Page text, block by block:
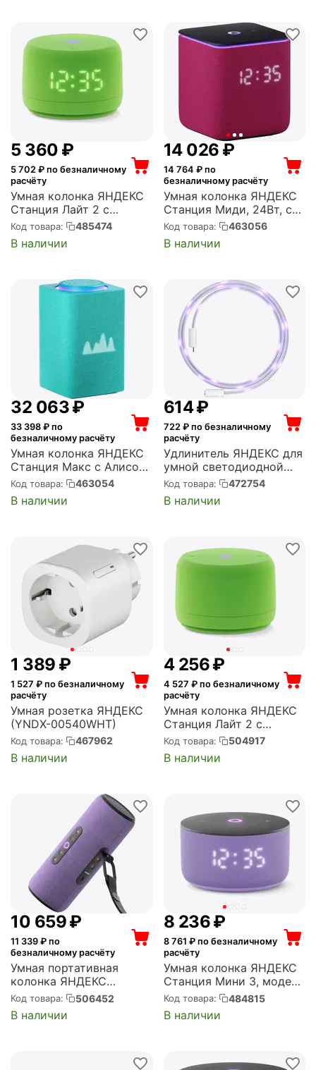
5 360 ₽
5 702 ₽ по безналичному
расчёту
Умная колонка ЯНДЕКС
Станция Лайт 2 с
Алисой на YandexGPT,
Зеленый (6Вт) (YNDX-
00026GRN)
Код товара: 485474
В наличии
14 026 ₽
14 764 ₽ по
безналичному расчёту
Умная колонка ЯНДЕКС
Станция Миди, 24Вт, с
Алисой, малиновый
(YNDX-00054PNK)
Код товара: 463056
В наличии
32 063₽
33 398 ₽ по
безналичному расчёту
Умная колонка ЯНДЕКС
Станция Макс с Алисой,
с Zigbee, Бирюзовый
(YNDX-00053TRQ)
Код товара: 463054
В наличии
‍614‍₽
722 ₽ по безналичному
расчёту
Удлинитель ЯНДЕКС для
умной светодиодной
ленты (YNDX-00547)
Код товара: 472754
В наличии
1 389 ₽
1 527 ₽ по безналичному
расчёту
Умная розетка ЯНДЕКС
(YNDX-00540WHT)
Код товара: 467962
В наличии
4 256₽
4 527 ₽ по безналичному
расчёту
Умная колонка ЯНДЕКС
Станция Лайт 2 с
Алисой, без часов, 6 Вт,
модель YNDX-00028
(зеленый) (YNDX-
Код товара: 504917
В наличии
10 659₽
11 339 ₽ по
безналичному расчёту
Умная портативная
колонка ЯНДЕКС
Станция Стрит с
Алисой, модель
(фиолетовый) (YNDX-
Код товара: 506452
В наличии
8 236₽
8 761 ₽ по безналичному
расчёту
Умная колонка ЯНДЕКС
Станция Мини 3, модель
YNDX-00027 (лиловый)
(YNDX-00027LIL)
Код товара: 484815
В наличии